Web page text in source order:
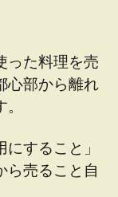
った料理を売
心部から離れ
すること」
ら売ること自